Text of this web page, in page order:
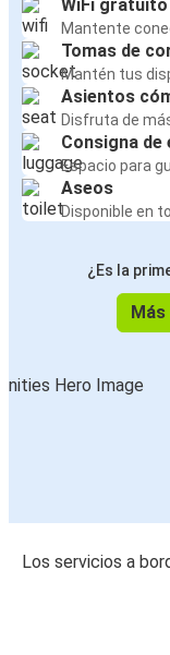
WiFi gratuito
Mantente
Tomas de
Mantén tus
Asientos
Disfruta de
Consigna de
Espacio para
Aseos
Disponible en
¿Es la
Los servicios a